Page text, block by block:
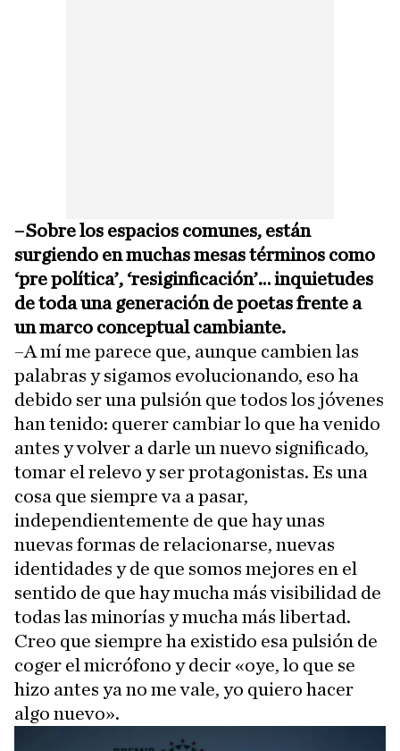
–Sobre los espacios comunes, están
surgiendo en muchas mesas términos como
‘pre política’, ‘resiginficación’… inquietudes
de toda una generación de poetas frente a
un marco conceptual cambiante.
–A mí me parece que, aunque cambien las
palabras y sigamos evolucionando, eso ha
debido ser una pulsión que todos los jóvenes
han tenido: querer cambiar lo que ha venido
antes y volver a darle un nuevo significado,
tomar el relevo y ser protagonistas. Es una
cosa que siempre va a pasar,
independientemente de que hay unas
nuevas formas de relacionarse, nuevas
identidades y de que somos mejores en el
sentido de que hay mucha más visibilidad de
todas las minorías y mucha más libertad.
Creo que siempre ha existido esa pulsión de
coger el micrófono y decir «oye, lo que se
hizo antes ya no me vale, yo quiero hacer
algo nuevo».